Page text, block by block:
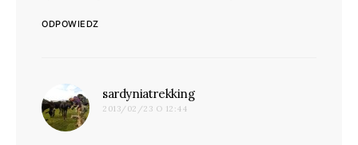
ODPOWIEDZ
sardyniatrekkingpisze:
2013/02/23 O 12:44